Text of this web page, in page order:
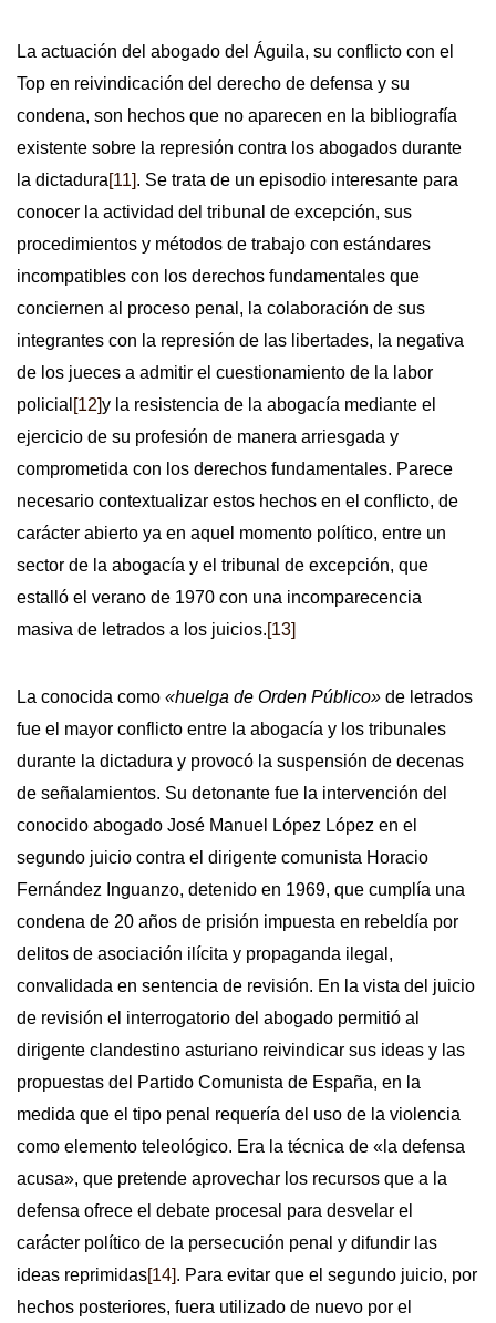
La actuación del abogado del Águila, su conflicto con el
Top en reivindicación del derecho de defensa y su
condena, son hechos que no aparecen en la bibliografía
existente sobre la represión contra los abogados durante
la dictadura [11] . Se trata de un episodio interesante para
conocer la actividad del tribunal de excepción, sus
procedimientos y métodos de trabajo con estándares
incompatibles con los derechos fundamentales que
conciernen al proceso penal, la colaboración de sus
integrantes con la represión de las libertades, la negativa
de los jueces a admitir el cuestionamiento de la labor
policial [12] y la resistencia de la abogacía mediante el
ejercicio de su profesión de manera arriesgada y
comprometida con los derechos fundamentales. Parece
necesario contextualizar estos hechos en el conflicto, de
carácter abierto ya en aquel momento político, entre un
sector de la abogacía y el tribunal de excepción, que
estalló el verano de 1970 con una incomparecencia
masiva de letrados a los juicios. [13]
La conocida como «huelga de Orden Público» de letrados
fue el mayor conflicto entre la abogacía y los tribunales
durante la dictadura y provocó la suspensión de decenas
de señalamientos. Su detonante fue la intervención del
conocido abogado José Manuel López López en el
segundo juicio contra el dirigente comunista Horacio
Fernández Inguanzo, detenido en 1969, que cumplía una
condena de 20 años de prisión impuesta en rebeldía por
delitos de asociación ilícita y propaganda ilegal,
convalidada en sentencia de revisión. En la vista del juicio
de revisión el interrogatorio del abogado permitió al
dirigente clandestino asturiano reivindicar sus ideas y las
propuestas del Partido Comunista de España, en la
medida que el tipo penal requería del uso de la violencia
como elemento teleológico. Era la técnica de «la defensa
acusa», que pretende aprovechar los recursos que a la
defensa ofrece el debate procesal para desvelar el
carácter político de la persecución penal y difundir las
ideas reprimidas[14]. Para evitar que el segundo juicio, por
hechos posteriores, fuera utilizado de nuevo por el